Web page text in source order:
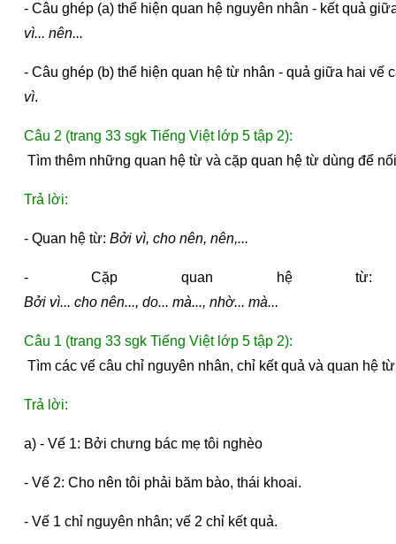
- Câu ghép (a) thể hiện quan hệ nguyên nhân - kết quả
vì... nên...
- Câu ghép (b) thể hiện quan hệ từ nhân - quả giữa hai
vì.
Câu 2 (trang 33 sgk Tiếng Việt lớp 5 tập 2):
Tìm thêm những quan hệ từ và cặp quan hệ từ dùng để
Trả lời:
- Quan hệ từ: Bởi vì, cho nên, nên,...
- Cặp quan hệ từ:
Bởi vì... cho nên..., do... mà..., nhờ... mà...
Câu 1 (trang 33 sgk Tiếng Việt lớp 5 tập 2):
Tìm các vế câu chỉ nguyên nhân, chỉ kết quả và quan hệ
Trả lời:
a) - Vế 1: Bởi chưng bác mẹ tôi nghèo
- Vế 2: Cho nên tôi phải băm bào, thái khoai.
- Vế 1 chỉ nguyên nhân; vế 2 chỉ kết quả.